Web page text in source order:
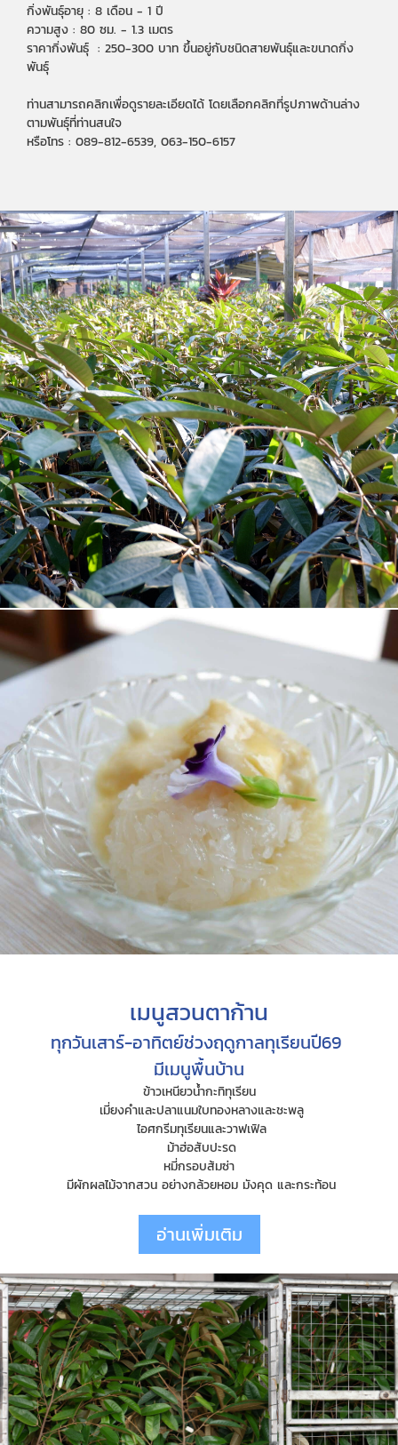
กิ่งพันธุ์อายุ : 8 เดือน - 1 ปี
ความสูง : 80 ซม. - 1.3 เมตร
ราคากิ่งพันธุ์ : 250-300 บาท ขึ้นอยู่กับชนิดสายพันธุ์และขนาดกิ่ง
พันธุ์
ท่านสามารถคลิกเพื่อดูรายละเอียดได้ โดยเลือกคลิกที่รูปภาพด้านล่าง
ตามพันธุ์ที่ท่านสนใจ
หรือโทร : 089-812-6539, 063-150-6157
เมนูสวนตาก้าน
ทุกวันเสาร์-อาทิตย์ช่วงฤดูกาลทุเรียนปี69
มีเมนูพื้นบ้าน
ข้าวเหนียวน้ำกะทิทุเรียน
เมี่ยงคำและปลาแนมใบทองหลางและชะพลู
ไอศกรีมทุเรียนและวาฟเฟิล
ม้าฮ่อสับปะรด
หมี่กรอบส้มซ่า
มีผักผลไม้จากสวน อย่างกล้วยหอม มังคุด และกระท้อน
อ่านเพิ่มเติม